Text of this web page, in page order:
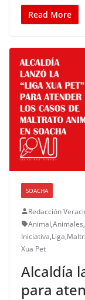
Read More
SOACHA
Redacción
Animal,Animales,
Iniciativa,Liga,
Xua Pet
Alcaldía
para